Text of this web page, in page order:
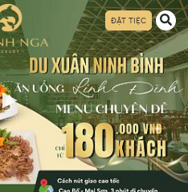
ĐẶT TIỆC